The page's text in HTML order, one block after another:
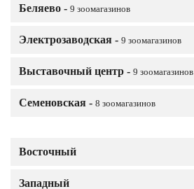
Беляево - 9 зоомагазинов
Электрозаводская - 9 зоомагазинов
Выставочный центр - 9 зоомагазинов
Семеновская - 8 зоомагазинов
Восточный
Западный